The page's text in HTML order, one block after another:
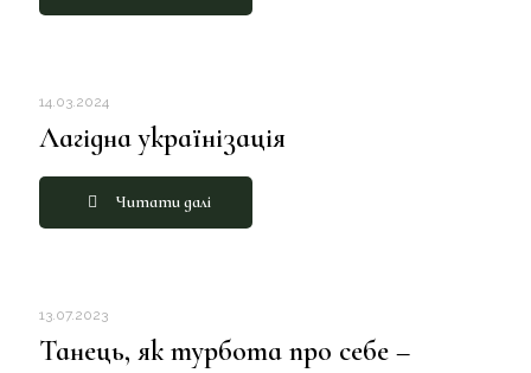
14.03.2024
Лагідна українізація
Читати далі
13.07.2023
Танець, як турбота про себе –